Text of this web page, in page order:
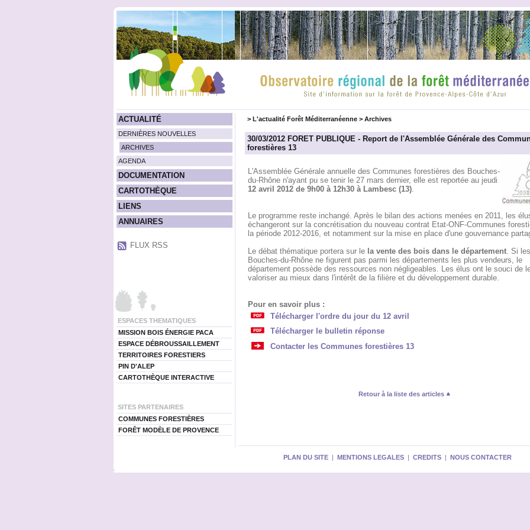
ACTUALITÉ
DERNIÈRES NOUVELLES
ARCHIVES
AGENDA
DOCUMENTATION
CARTOTHÈQUE
LIENS
ANNUAIRES
FLUX RSS
ESPACES THEMATIQUES
MISSION BOIS ÉNERGIE PACA
ESPACE DÉBROUSSAILLEMENT
TERRITOIRES FORESTIERS
PIN D'ALEP
CARTOTHÈQUE INTERACTIVE
SITES PARTENAIRES
COMMUNES FORESTIÈRES
FORÊT MODÈLE DE PROVENCE
> L'actualité Forêt Méditerranéenne> Archives
30/03/2012 FORET PUBLIQUE - Report de l'Assemblée Générale des
forestières 13
L'Assemblée Générale annuelle des Communes forestières des Bouches-
du-Rhône n'ayant pu se tenir le 27 mars dernier, elle est reportée au jeudi
12 avril 2012 de 9h00 à 12h30 à Lambesc (13).
Le programme reste inchangé. Après le bilan des actions menées en 2011, les
échangeront sur la concrétisation du nouveau contrat Etat-ONF-Communes
la période 2012-2016, et notamment sur la mise en place d'une gouvernance
Le débat thématique portera sur le la vente des bois dans le département. Si les
Bouches-du-Rhône ne figurent pas parmi les départements les plus vendeurs, le
département possède des ressources non négligeables. Les élus ont le souci de
valoriser au mieux dans l'intérêt de la filière et du développement durable.
Pour en savoir plus :
Télécharger l'ordre du jour du 12 avril
Télécharger le bulletin réponse
Contacter les Communes forestières 13
Retour à la liste des articles
PLAN DU SITE | MENTIONS LEGALES | CREDITS | NOUS CONTACTER